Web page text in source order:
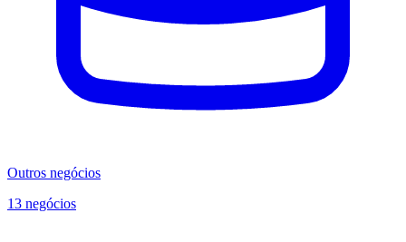
Outros negócios
13 negócios